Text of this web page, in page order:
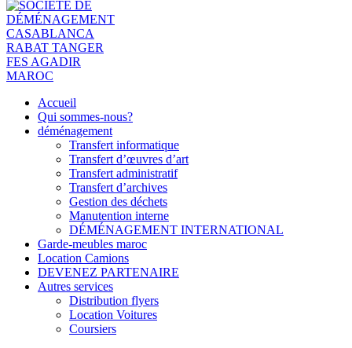
Accueil
Qui sommes-nous?
déménagement
Transfert informatique
Transfert d’œuvres d’art
Transfert administratif
Transfert d’archives
Gestion des déchets
Manutention interne
DÉMÉNAGEMENT INTERNATIONAL
Garde-meubles maroc
Location Camions
DEVENEZ PARTENAIRE
Autres services
Distribution flyers
Location Voitures
Coursiers